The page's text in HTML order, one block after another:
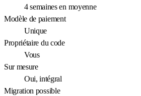
4 semaines en moyenne
Modèle de paiement
Unique
Propriétaire du code
Vous
Sur mesure
Oui, intégral
Migration possible